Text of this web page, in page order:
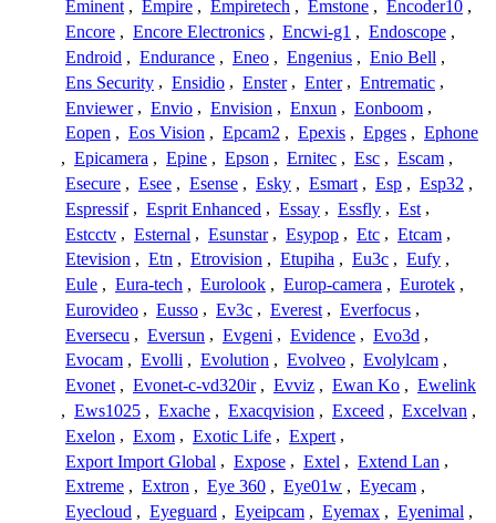
Eminent , Empire , Empiretech , Emstone , Encoder10 ,
Encore , Encore Electronics , Encwi-g1 , Endoscope ,
Endroid , Endurance , Eneo , Engenius , Enio Bell ,
Ens Security , Ensidio , Enster , Enter , Entrematic ,
Enviewer , Envio , Envision , Enxun , Eonboom ,
Eopen , Eos Vision , Epcam2 , Epexis , Epges , Ephone
, Epicamera , Epine , Epson , Ernitec , Esc , Escam ,
Esecure , Esee , Esense , Esky , Esmart , Esp , Esp32 ,
Espressif , Esprit Enhanced , Essay , Essfly , Est ,
Estcctv , Esternal , Esunstar , Esypop , Etc , Etcam ,
Etevision , Etn , Etrovision , Etupiha , Eu3c , Eufy ,
Eule , Eura-tech , Eurolook , Europ-camera , Eurotek ,
Eurovideo , Eusso , Ev3c , Everest , Everfocus ,
Eversecu , Eversun , Evgeni , Evidence , Evo3d ,
Evocam , Evolli , Evolution , Evolveo , Evolylcam ,
Evonet , Evonet-c-vd320ir , Evviz , Ewan Ko , Ewelink
, Ews1025 , Exache , Exacqvision , Exceed , Excelvan ,
Exelon , Exom , Exotic Life , Expert ,
Export Import Global , Expose , Extel , Extend Lan ,
Extreme , Extron , Eye 360 , Eye01w , Eyecam ,
Eyecloud , Eyeguard , Eyeipcam , Eyemax , Eyenimal ,